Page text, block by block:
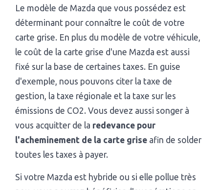
Le modèle de Mazda que vous possédez est
déterminant pour connaître le coût de votre
carte grise. En plus du modèle de votre véhicule,
le coût de la carte grise d'une Mazda est aussi
fixé sur la base de certaines taxes. En guise
d'exemple, nous pouvons citer la taxe de
gestion, la taxe régionale et la taxe sur les
émissions de CO2. Vous devez aussi songer à
vous acquitter de la redevance pour
l'acheminement de la carte grise afin de solder
toutes les taxes à payer.
Si votre Mazda est hybride ou si elle pollue très